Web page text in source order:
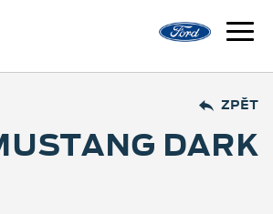
ZPĚT
DARK